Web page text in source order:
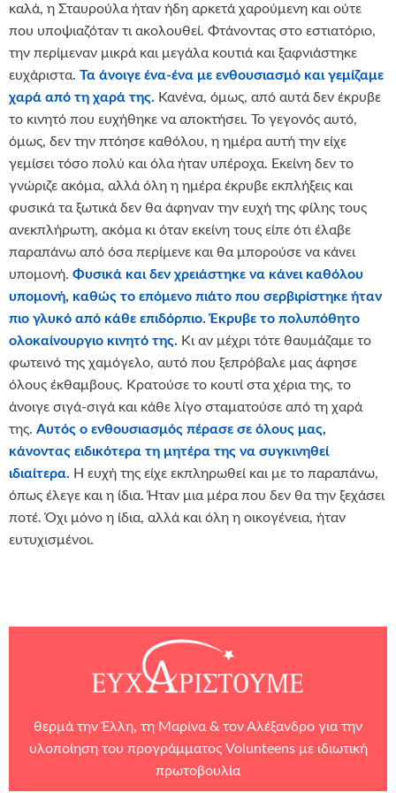
καλά, η Σταυρούλα ήταν ήδη αρκετά χαρούμενη και ούτε
που υποψιαζόταν τι ακολουθεί. Φτάνοντας στο εστιατόριο,
την περίμεναν μικρά και μεγάλα κουτιά και ξαφνιάστηκε
ευχάριστα. Τα άνοιγε ένα-ένα με ενθουσιασμό και γεμίζαμε
χαρά από τη χαρά της. Κανένα, όμως, από αυτά δεν έκρυβε
το κινητό που ευχήθηκε να αποκτήσει. Το γεγονός αυτό,
όμως, δεν την πτόησε καθόλου, η ημέρα αυτή την είχε
γεμίσει τόσο πολύ και όλα ήταν υπέροχα. Εκείνη δεν το
γνώριζε ακόμα, αλλά όλη η ημέρα έκρυβε εκπλήξεις και
φυσικά τα ξωτικά δεν θα άφηναν την ευχή της φίλης τους
ανεκπλήρωτη, ακόμα κι όταν εκείνη τους είπε ότι έλαβε
παραπάνω από όσα περίμενε και θα μπορούσε να κάνει
υπομονή. Φυσικά και δεν χρειάστηκε να κάνει καθόλου
υπομονή, καθώς το επόμενο πιάτο που σερβιρίστηκε ήταν
πιο γλυκό από κάθε επιδόρπιο. Έκρυβε το πολυπόθητο
ολοκαίνουργιο κινητό της. Κι αν μέχρι τότε θαυμάζαμε το
φωτεινό της χαμόγελο, αυτό που ξεπρόβαλε μας άφησε
όλους έκθαμβους. Κρατούσε το κουτί στα χέρια της, το
άνοιγε σιγά-σιγά και κάθε λίγο σταματούσε από τη χαρά
της. Αυτός ο ενθουσιασμός πέρασε σε όλους μας,
κάνοντας ειδικότερα τη μητέρα της να συγκινηθεί
ιδιαίτερα. Η ευχή της είχε εκπληρωθεί και με το παραπάνω,
όπως έλεγε και η ίδια. Ήταν μια μέρα που δεν θα την ξεχάσει
ποτέ. Όχι μόνο η ίδια, αλλά και όλη η οικογένεια, ήταν
ευτυχισμένοι.
θερμά την Έλλη, τη Μαρίνα & τον Αλέξανδρο για την
υλοποίηση του προγράμματος Volunteens με ιδιωτική
πρωτοβουλία